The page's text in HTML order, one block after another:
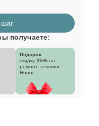
получаете:
Подарок:
скидку 25% на
ремонт техники
Honor